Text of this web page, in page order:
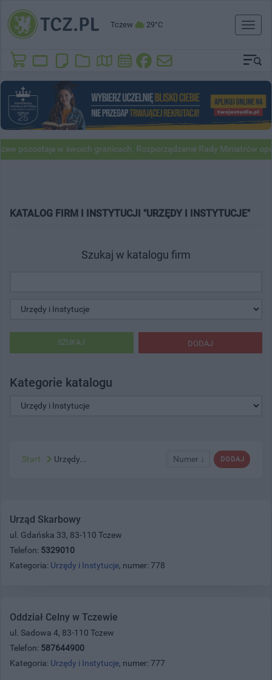
Tczew 29°C
Toggle
pozostaje w swoich granicach. Rozporządzenie Rady Ministrów
KATALOG FIRM I INSTYTUCJI "URZĘDY I INSTYTUCJE"
Szukaj w katalogu firm
DODAJ
SZUKAJ
Kategorie katalogu
DODAJ
Numer ↓
Start Urzędy...
Urząd Skarbowy
ul. Gdańska 33, 83-110 Tczew
Telefon: 5329010
Kategoria: Urzędy i Instytucje, numer: 778
Oddział Celny w Tczewie
ul. Sadowa 4, 83-110 Tczew
Telefon: 587644900
Kategoria: Urzędy i Instytucje, numer: 777